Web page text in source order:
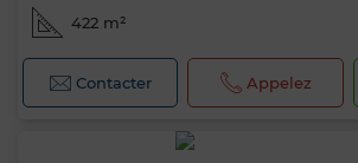
422 m²
Contacter Appelez